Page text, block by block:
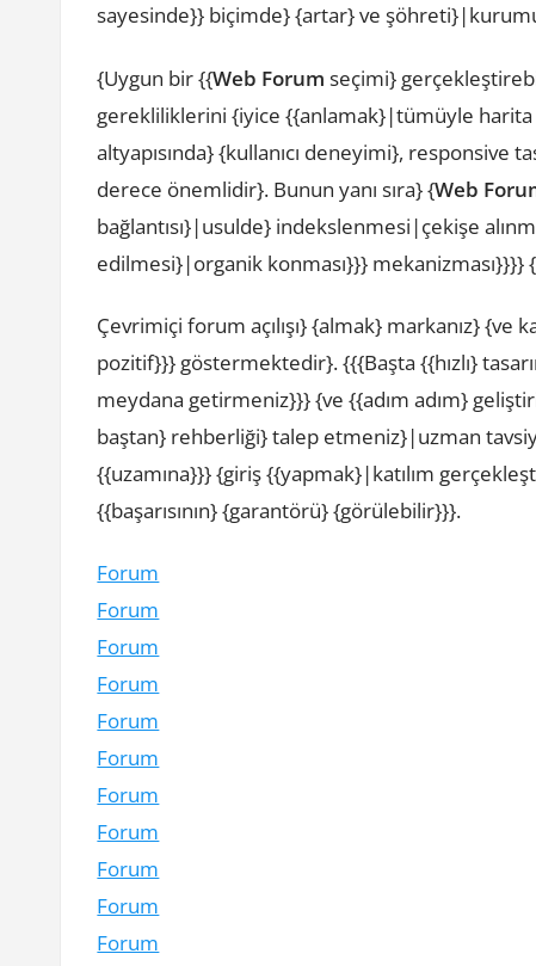
sayesinde}} biçimde} {artar} ve
{Uygun bir {{Web Forum seçimi}
gerekliliklerini {iyice {{anlamak}|tümüyle harita
altyapısında} {kullanıcı deneyimi}, responsive
derece önemlidir}. Bunun yanı sıra} {Web
bağlantısı}|usulde} indekslenmesi|çekişe
edilmesi}|organik konması}}}
Çevrimiçi forum açılışı} {almak} markanız} {ve
pozitif}}} göstermektedir}. {{{Başta {{hızlı}
meydana getirmeniz}}} {ve {{adım adım}
baştan} rehberliği} talep etmeniz}|uzman
{{uzamına}}} {giriş {{yapmak}|katılım
{{başarısının} {garantörü} {görülebilir}}}.
Forum
Forum
Forum
Forum
Forum
Forum
Forum
Forum
Forum
Forum
Forum